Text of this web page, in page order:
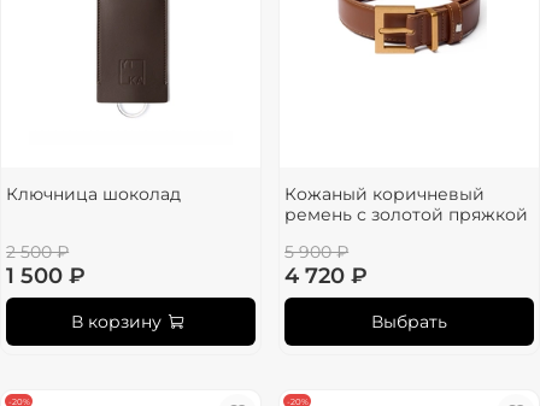
Ключница шоколад
2 500 ₽
1 500 ₽
В корзину
Кожаный коричневый
ремень с золотой пряжкой
5 900 ₽
4 720 ₽
Выбрать
-20% -20%